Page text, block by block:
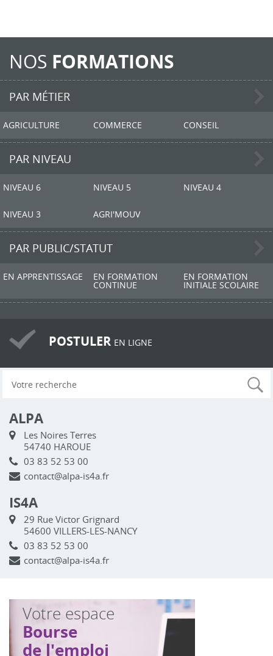
NOS FORMATIONS
PAR MÉTIER
AGRICULTURE COMMERCE CONSEIL
PAR NIVEAU
NIVEAU 6 NIVEAU 5 NIVEAU 4
NIVEAU 3 AGRI'MOUV
PAR PUBLIC/STATUT
EN APPRENTISSAGE EN FORMATION
CONTINUE
EN FORMATION
INITIALE SCOLAIRE
POSTULER EN LIGNE
ALPA
Les Noires Terres
54740 HAROUE
03 83 52 53 00
contact@alpa-is4a.fr
IS4A
29 Rue Victor Grignard
54600 VILLERS-LES-NANCY
03 83 52 53 00
contact@alpa-is4a.fr
Votre espace
Bourse
de l'emploi